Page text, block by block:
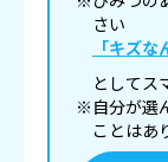
さい
「キズ
としてス
※自分が選
ことはあ